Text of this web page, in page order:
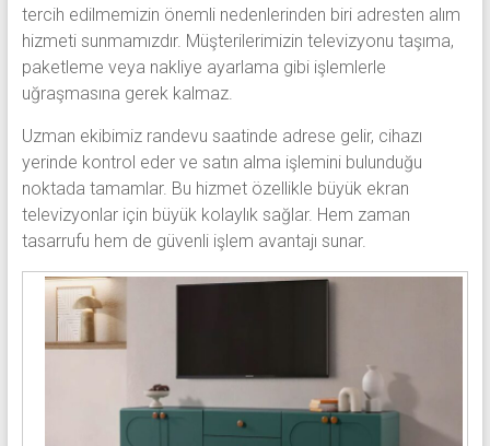
tercih edilmemizin önemli nedenlerinden biri adresten alım
hizmeti sunmamızdır. Müşterilerimizin televizyonu taşıma,
paketleme veya nakliye ayarlama gibi işlemlerle
uğraşmasına gerek kalmaz.
Uzman ekibimiz randevu saatinde adrese gelir, cihazı
yerinde kontrol eder ve satın alma işlemini bulunduğu
noktada tamamlar. Bu hizmet özellikle büyük ekran
televizyonlar için büyük kolaylık sağlar. Hem zaman
tasarrufu hem de güvenli işlem avantajı sunar.